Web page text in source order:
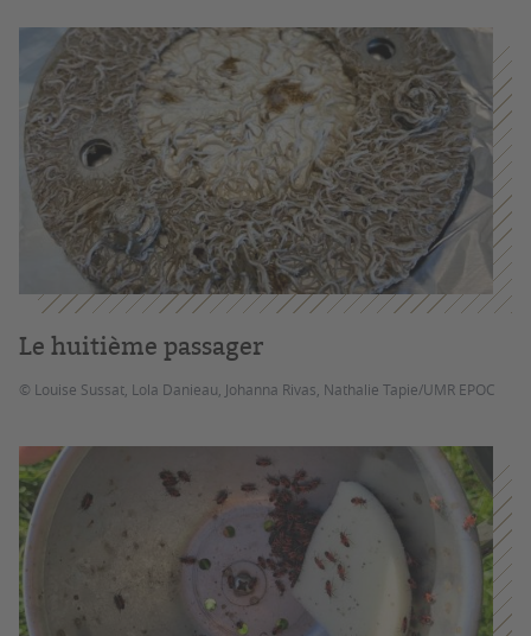
Le huitième passager
© Louise Sussat, Lola Danieau, Johanna Rivas, Nathalie Tapie/UMR EPOC